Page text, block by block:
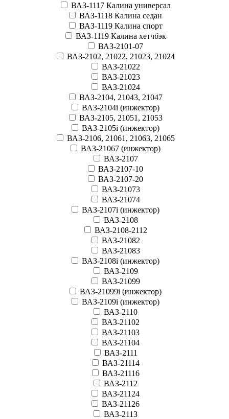
ВАЗ-1117 Калина универсал
ВАЗ-1118 Калина седан
ВАЗ-1119 Калина спорт
ВАЗ-1119 Калина хетчбэк
ВАЗ-2101-07
ВАЗ-2102, 21022, 21023, 21024
ВАЗ-21022
ВАЗ-21023
ВАЗ-21024
ВАЗ-2104, 21043, 21047
ВАЗ-2104i (инжектор)
ВАЗ-2105, 21051, 21053
ВАЗ-2105i (инжектор)
ВАЗ-2106, 21061, 21063, 21065
ВАЗ-21067 (инжектор)
ВАЗ-2107
ВАЗ-2107-10
ВАЗ-2107-20
ВАЗ-21073
ВАЗ-21074
ВАЗ-2107i (инжектор)
ВАЗ-2108
ВАЗ-2108-2112
ВАЗ-21082
ВАЗ-21083
ВАЗ-2108i (инжектор)
ВАЗ-2109
ВАЗ-21099
ВАЗ-21099i (инжектор)
ВАЗ-2109i (инжектор)
ВАЗ-2110
ВАЗ-21102
ВАЗ-21103
ВАЗ-21104
ВАЗ-2111
ВАЗ-21114
ВАЗ-21116
ВАЗ-2112
ВАЗ-21124
ВАЗ-21126
ВАЗ-2113